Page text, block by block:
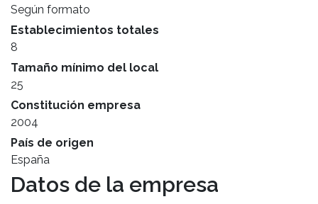
Según formato
Establecimientos totales
8
Tamaño mínimo del local
25
Constitución empresa
2004
País de origen
España
Datos de la empresa